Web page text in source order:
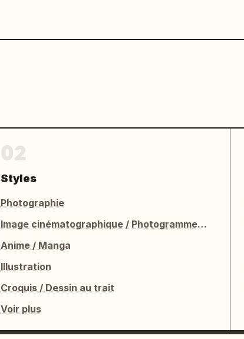
Styles
Photographie
Image cinématographique / Photogramme de film
Anime / Manga
Illustration
Croquis / Dessin au trait
Voir plus